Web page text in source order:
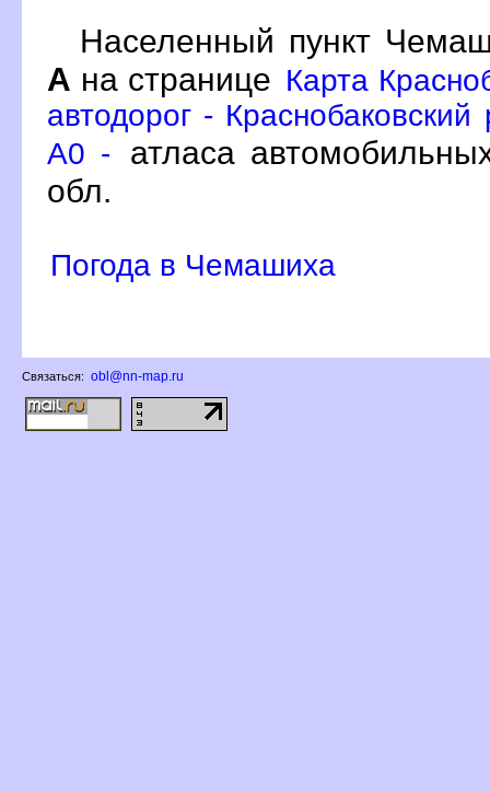
Населенный пункт
А на странице Карта
автодорог -
A0 -
атласа
обл.
Погода в Чемашиха
Связаться: obl@nn-map.ru